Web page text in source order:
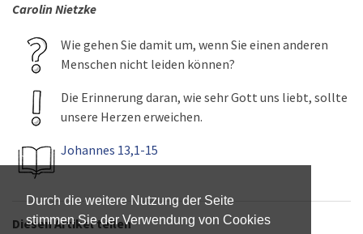
Durch die weitere Nutzung der Seite
stimmen Sie der Verwendung von Cookies
Carolin Nietzke
Wie gehen Sie damit um, wenn Sie einen anderen
Menschen nicht leiden können?
Die Erinnerung daran, wie sehr Gott uns liebt, sollte
unsere Herzen erweichen.
Johannes 13,1-15
Diesen Artikel teilen